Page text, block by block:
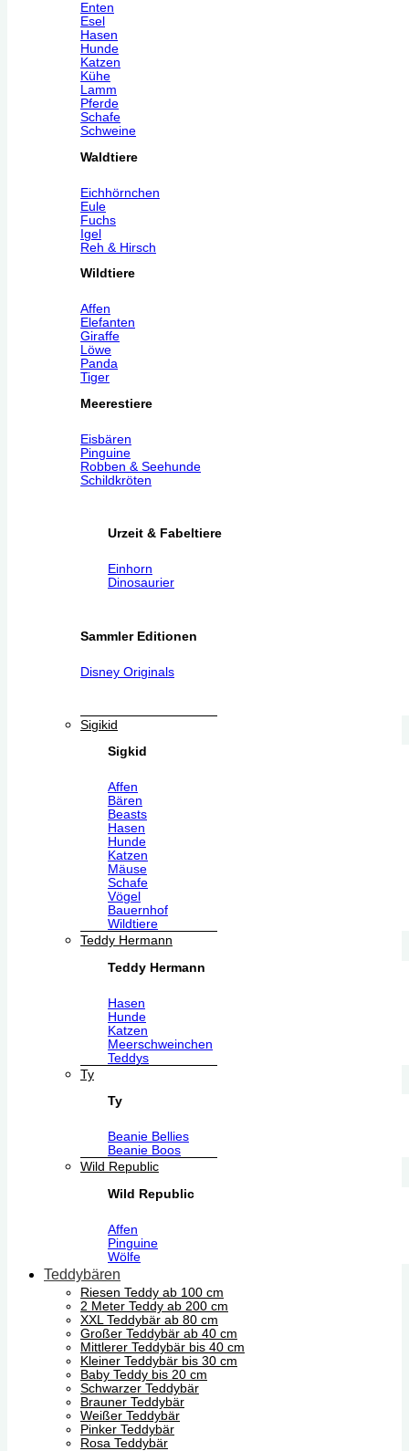
Enten
Esel
Hasen
Hunde
Katzen
Kühe
Lamm
Pferde
Schafe
Schweine
Waldtiere
Eichhörnchen
Eule
Fuchs
Igel
Reh & Hirsch
Wildtiere
Affen
Elefanten
Giraffe
Löwe
Panda
Tiger
Meerestiere
Eisbären
Pinguine
Robben & Seehunde
Schildkröten
Urzeit & Fabeltiere
Einhorn
Dinosaurier
Sammler Editionen
Disney Originals
Sigikid
Sigkid
Affen
Bären
Beasts
Hasen
Hunde
Katzen
Mäuse
Schafe
Vögel
Bauernhof
Wildtiere
Teddy Hermann
Teddy Hermann
Hasen
Hunde
Katzen
Meerschweinchen
Teddys
Ty
Ty
Beanie Bellies
Beanie Boos
Wild Republic
Wild Republic
Affen
Pinguine
Wölfe
Teddybären
Riesen Teddy ab 100 cm
2 Meter Teddy ab 200 cm
XXL Teddybär ab 80 cm
Großer Teddybär ab 40 cm
Mittlerer Teddybär bis 40 cm
Kleiner Teddybär bis 30 cm
Baby Teddy bis 20 cm
Schwarzer Teddybär
Brauner Teddybär
Weißer Teddybär
Pinker Teddybär
Rosa Teddybär